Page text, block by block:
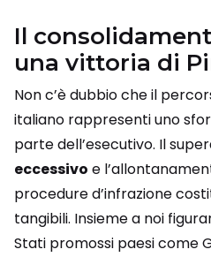
Il
una vittoria di
Non c’è dubbio che il
italiano rappresenti uno
parte dell’esecutivo. Il
eccessivo e
procedure d’infrazione
tangibili. Insieme a noi
Stati promossi paesi come